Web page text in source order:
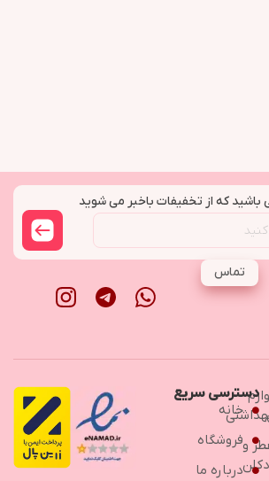
باشید که از تخفیفات باخبر می شوید
تماس
و
دسترسی سریع
خانه
فروشگاه
درباره ما